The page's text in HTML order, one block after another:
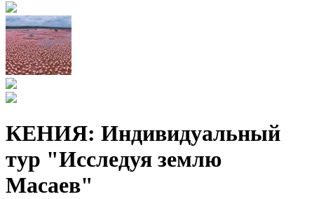
КЕНИЯ: Индивидуальный
тур "Исследуя землю
Масаев"